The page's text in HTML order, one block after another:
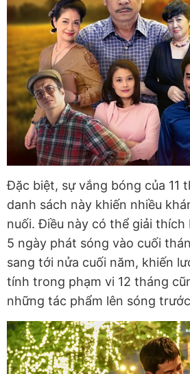
Đặc biệt, sự vắng bóng của 11
danh sách này khiến nhiều
nuối. Điều này có thể giải thích
5 ngày phát sóng vào cuối
sang tới nửa cuối năm, khiến
tính trong phạm vi 12 tháng
những tác phẩm lên sóng